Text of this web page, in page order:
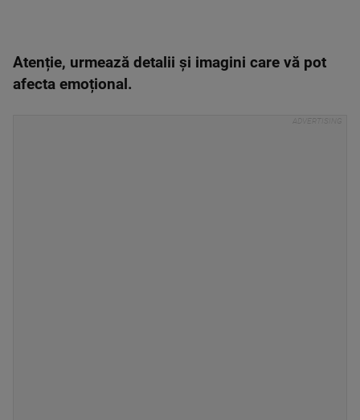
Atenție, urmează detalii și imagini care vă pot
afecta emoțional.